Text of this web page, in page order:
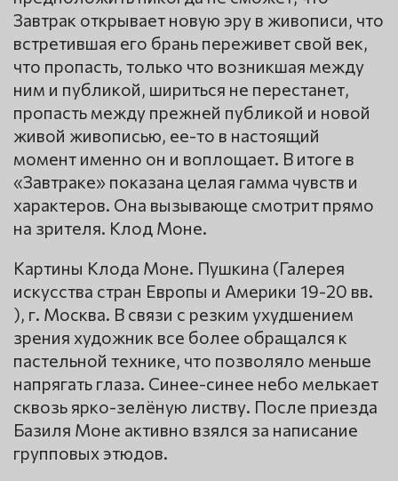
Завтрак открывает новую эру в живописи, что
встретившая его брань переживет свой век,
что пропасть, только что возникшая между
ним и публикой, шириться не перестанет,
пропасть между прежней публикой и новой
живой живописью, ее-то в настоящий
момент именно он и воплощает. В итоге в
«Завтраке» показана целая гамма чувств и
характеров. Она вызывающе смотрит прямо
на зрителя. Клод Моне.
Картины Клода Моне. Пушкина (Галерея
искусства стран Европы и Америки 19-20 вв.
), г. Москва. В связи с резким ухудшением
зрения художник все более обращался к
пастельной технике, что позволяло меньше
напрягать глаза. Синее-синее небо мелькает
сквозь ярко-зелёную листву. После приезда
Базиля Моне активно взялся за написание
групповых этюдов.